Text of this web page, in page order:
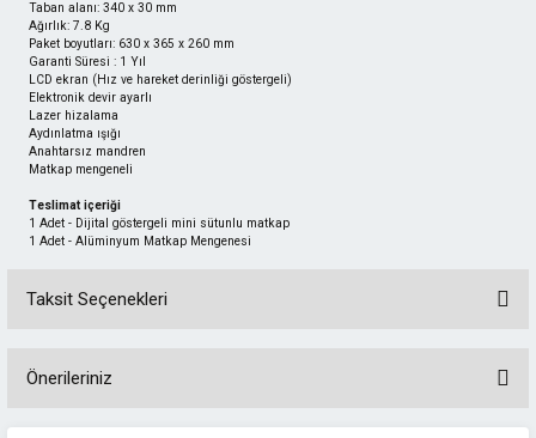
Taban alanı: 340 x 30 mm
Ağırlık: 7.8 Kg
Paket boyutları: 630 x 365 x 260 mm
Garanti Süresi : 1 Yıl
LCD ekran (Hız ve hareket derinliği göstergeli)
Elektronik devir ayarlı
Lazer hizalama
Aydınlatma ışığı
Anahtarsız mandren
Matkap mengeneli
Teslimat içeriği
1 Adet - Dijital göstergeli mini sütunlu matkap
1 Adet - Alüminyum Matkap Mengenesi
Taksit Seçenekleri
Önerileriniz